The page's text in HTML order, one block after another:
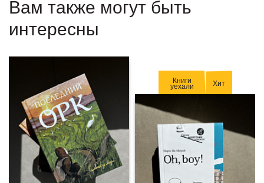
Вам также могут быть
интересны
Книги
уехали Хит